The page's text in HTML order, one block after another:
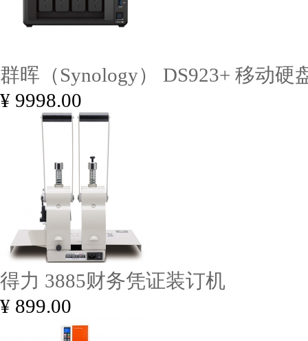
群晖（Synology） DS923+ 移动硬
¥ 9998.00
得力 3885财务凭证装订机
¥ 899.00